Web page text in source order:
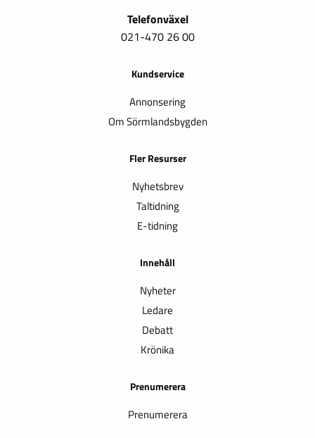
Telefonväxel
021-470 26 00
Kundservice
Annonsering
Om Sörmlandsbygden
Fler Resurser
Nyhetsbrev
Taltidning
E-tidning
Innehåll
Nyheter
Ledare
Debatt
Krönika
Prenumerera
Prenumerera